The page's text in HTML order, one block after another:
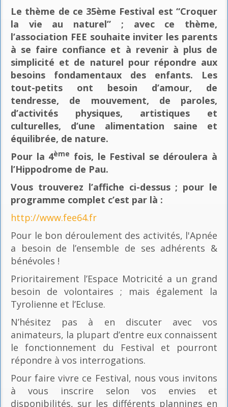
Le thème de ce 35ème Festival est “Croquer
la vie au naturel” ; avec ce thème,
l’association FEE souhaite inviter les parents
à se faire confiance et à revenir à plus de
simplicité et de naturel pour répondre aux
besoins fondamentaux des enfants. Les
tout-petits ont besoin d’amour, de
tendresse, de mouvement, de paroles,
d’activités physiques, artistiques et
culturelles, d’une alimentation saine et
équilibrée, de nature.
Pour la 4ème fois, le Festival se déroulera à
l’Hippodrome de Pau.
Vous trouverez l’affiche ci-dessus ; pour le
programme complet c’est par là :
http://www.fee64.fr
Pour le bon déroulement des activités, l'Apnée
a besoin de l’ensemble de ses adhérents &
bénévoles !
Prioritairement l’Espace Motricité a un grand
besoin de volontaires ; mais également la
Tyrolienne et l’Ecluse.
N’hésitez pas à en discuter avec vos
animateurs, la plupart d’entre eux connaissent
le fonctionnement du Festival et pourront
répondre à vos interrogations.
Pour faire vivre ce Festival, nous vous invitons
à vous inscrire selon vos envies et
disponibilités, sur les différents plannings en